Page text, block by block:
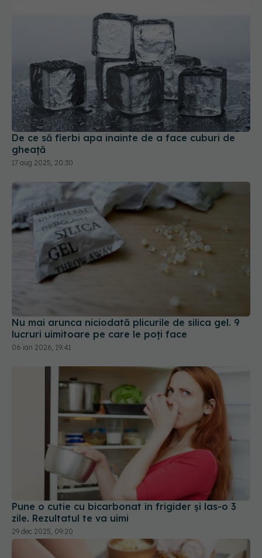
De ce să fierbi apa înainte de a face cuburi de
gheață
17 aug 2025, 20:30
Nu mai arunca niciodată plicurile de silica gel. 9
lucruri uimitoare pe care le poți face
06 ian 2026, 19:41
Pune o cutie cu bicarbonat în frigider și las-o 3
zile. Rezultatul te va uimi
29 dec 2025, 09:20